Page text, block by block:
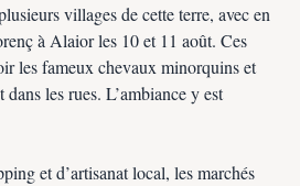
villages de cette terre, avec en
à Alaior les 10 et 11 août. Ces
les fameux chevaux minorquins et
les rues. L’ambiance y est
et d’artisanat local, les marchés